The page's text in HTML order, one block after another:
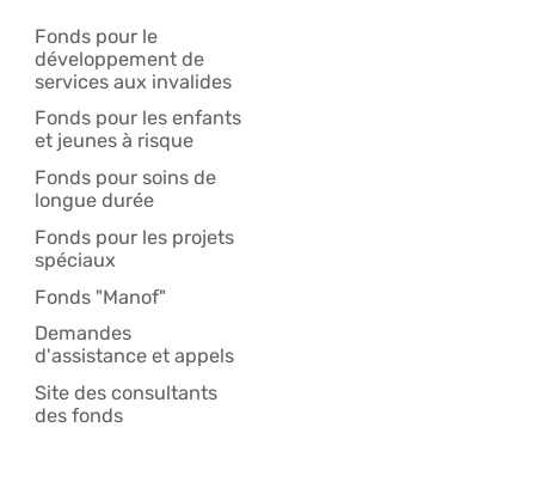
Fonds pour le
développement de
services aux invalides
Fonds pour les enfants
et jeunes à risque
Fonds pour soins de
longue durée
Fonds pour les projets
spéciaux
Fonds "Manof"
Demandes
d'assistance et appels
Site des consultants
des fonds